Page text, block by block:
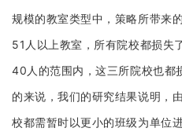
规模的教室类型中，策略所带来
51人以上教室，所有院校都损
40人的范围内，这三所院校也
的来说，我们的研究结果说明，
校都需暂时以更小的班级为单位